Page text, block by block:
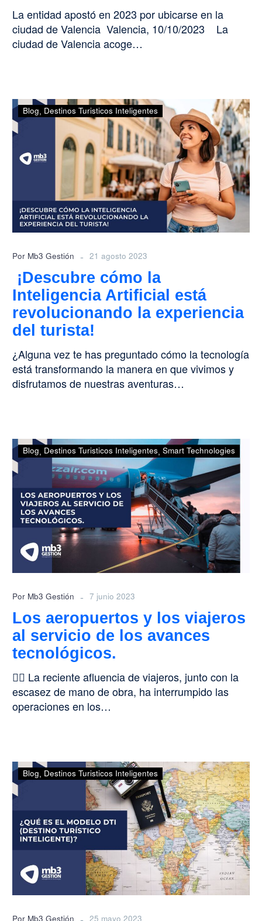
La entidad apostó en 2023 por ubicarse en la
ciudad de Valencia Valencia, 10/10/2023 La
ciudad de Valencia acoge…
¡Descubre
cómo
la
Inteligencia
Artificial
está
revolucionando
la
experiencia
del
turista!
Blog Destinos Turisticos Inteligentes
Por Mb3 Gestión - 21 agosto 2023
¡Descubre cómo la
Inteligencia Artificial está
revolucionando la experiencia
del turista!
¿Alguna vez te has preguntado cómo la tecnología
está transformando la manera en que vivimos y
disfrutamos de nuestras aventuras…
Los
aeropuertos
y
los
viajeros
al
servicio
de
los
avances
tecnológicos.
Blog Destinos Turisticos Inteligentes Smart Technologies
Por Mb3 Gestión - 7 junio 2023
Los aeropuertos y los viajeros
al servicio de los avances
tecnológicos.
👩‍✈️ La reciente afluencia de viajeros, junto con la
escasez de mano de obra, ha interrumpido las
operaciones en los…
¿Qué
es
el
modelo
DTI
(Destino
Turístico
Inteligente)?
Blog Destinos Turisticos Inteligentes
Por Mb3 Gestión 25 mayo 2023